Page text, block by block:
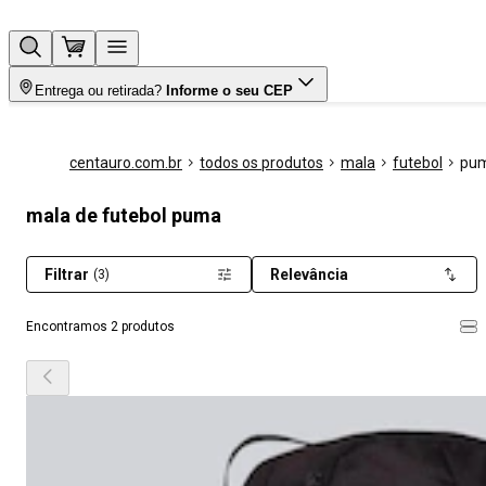
Entrega ou retirada? Informe o seu CEP
centauro.com.br todos os produtos mala futebol
mala de futebol puma
Encontramos 2 produtos
Filtrar (3) Relevância